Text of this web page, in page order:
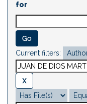
for
Current filters: